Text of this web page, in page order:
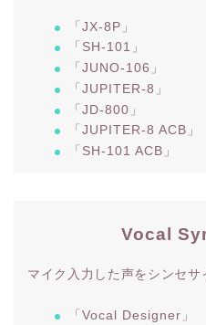
「JX-8P」
「SH-101」
「JUNO-106」
「JUPITER-8」
「JD-800」
「JUPITER-8 ACB」
「SH-101 ACB」
Vocal
マイク入力した声をシンセ
「Vocal Designer」